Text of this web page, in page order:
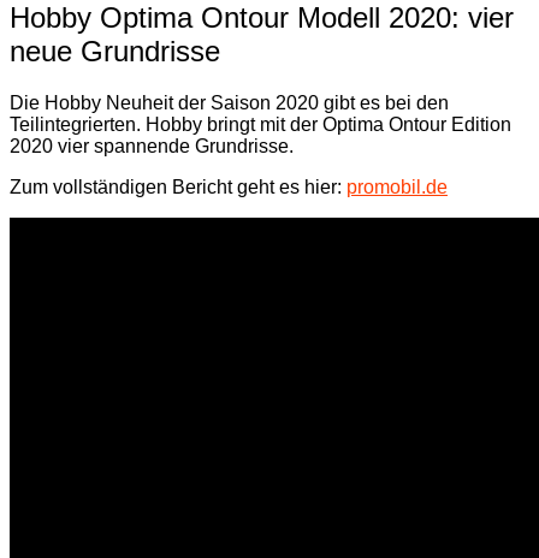
Hobby Optima Ontour Modell 2020: vier
neue Grundrisse
Die Hobby Neuheit der Saison 2020 gibt es bei den
Teilintegrierten. Hobby bringt mit der Optima Ontour Edition
2020 vier spannende Grundrisse.
Zum vollständigen Bericht geht es hier: promobil.de